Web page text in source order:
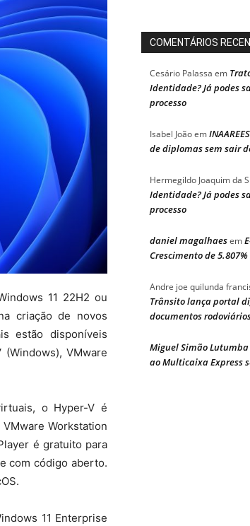
11 22H2 ou
criação de novos
estão disponíveis
VMware
o Hyper-V é
Workstation
é gratuito para
com código aberto.
11 Enterprise
COMENTÁRIOS
Cesário Palassa em
Identidade? Já podes
processo
Isabel Joãoem
de diplomas sem sair
Hermegildo Joaquim da
Identidade? Já podes
processo
daniel magalhaesem
Crescimento de
Andre joe quilunda
Trânsito lança portal
documentos
Miguel Simão Lutumba
ao Multicaixa Express